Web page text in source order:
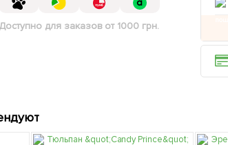
Доступно для заказов от 1000 грн.